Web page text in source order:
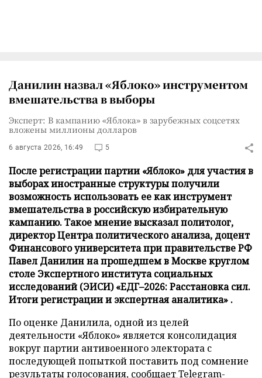
Данилин назвал «Яблоко» инструментом
вмешательства в выборы
Эксперт: В кампанию «Яблока» в зарубежных соцсетях
вложены миллионы долларов
6 августа 2026, 16:49 5
После регистрации партии «Яблоко» для участия в
выборах иностранные структуры получили
возможность использовать ее как инструмент
вмешательства в российскую избирательную
кампанию. Такое мнение высказал политолог,
директор Центра политического анализа, доцент
Финансового университета при правительстве РФ
Павел Данилин на прошедшем в Москве круглом
столе Экспертного института социальных
исследований (ЭИСИ) «ЕДГ–2026: Расстановка сил.
Итоги регистрации и экспертная аналитика» .
По оценке Данилила, одной из целей
деятельности «Яблоко» является консолидация
вокруг партии антивоенного электората с
последующей попыткой поставить под сомнение
результаты голосования, сообщаетTelegram-